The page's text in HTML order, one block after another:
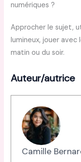
numériques ?
Approcher le sujet,
lumineux, jouer avec
matin ou du soir.
Auteur/autrice
Camille